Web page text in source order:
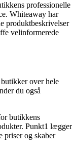
professionelle
Whiteaway har
produktbeskrivelser
velinformerede
over hele
du også
butikkens
Punkt1 lægger
og skaber